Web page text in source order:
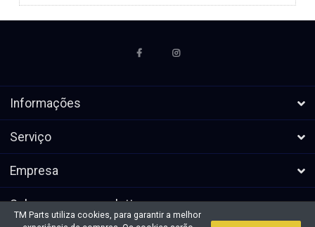
Informações
Serviço
Empresa
Subscrever a newsletters
TM Parts utiliza cookies, para garantir a melhor